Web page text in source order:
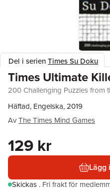
Del i serienTimes Su Doku
Times Ultimate
200 Challenging Puzzles from
Häftad, Engelska, 2019
AvThe Times Mind Games
129 kr
Lägg
Skickas . Fri frakt för